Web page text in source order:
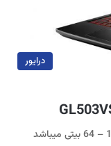
درایور
.تمامی درایور های این بخش مخصوص ویندوز 10 – 64 بیتی میباشد